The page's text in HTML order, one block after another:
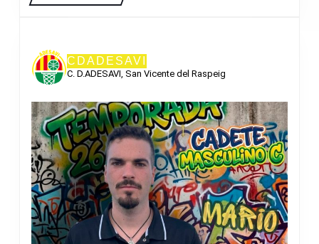
CDADESAVI
C. D.ADESAVI, San Vicente del Raspeig